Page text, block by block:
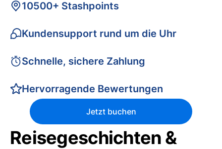
10500+ Stashpoints
Kundensupport rund um die Uhr
Schnelle, sichere Zahlung
Hervorragende Bewertungen
Jetzt buchen
Reisegeschichten &